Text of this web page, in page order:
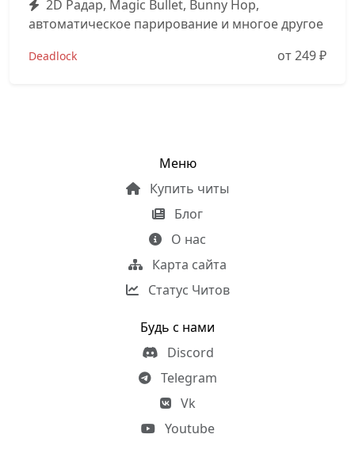
2D Радар, Magic Bullet, Bunny Hop,
автоматическое парирование и многое другое
Deadlock от 249₽
Меню
Купить читы
Блог
О нас
Карта сайта
Статус Читов
Будь с нами
Discord
Telegram
Vk
Youtube